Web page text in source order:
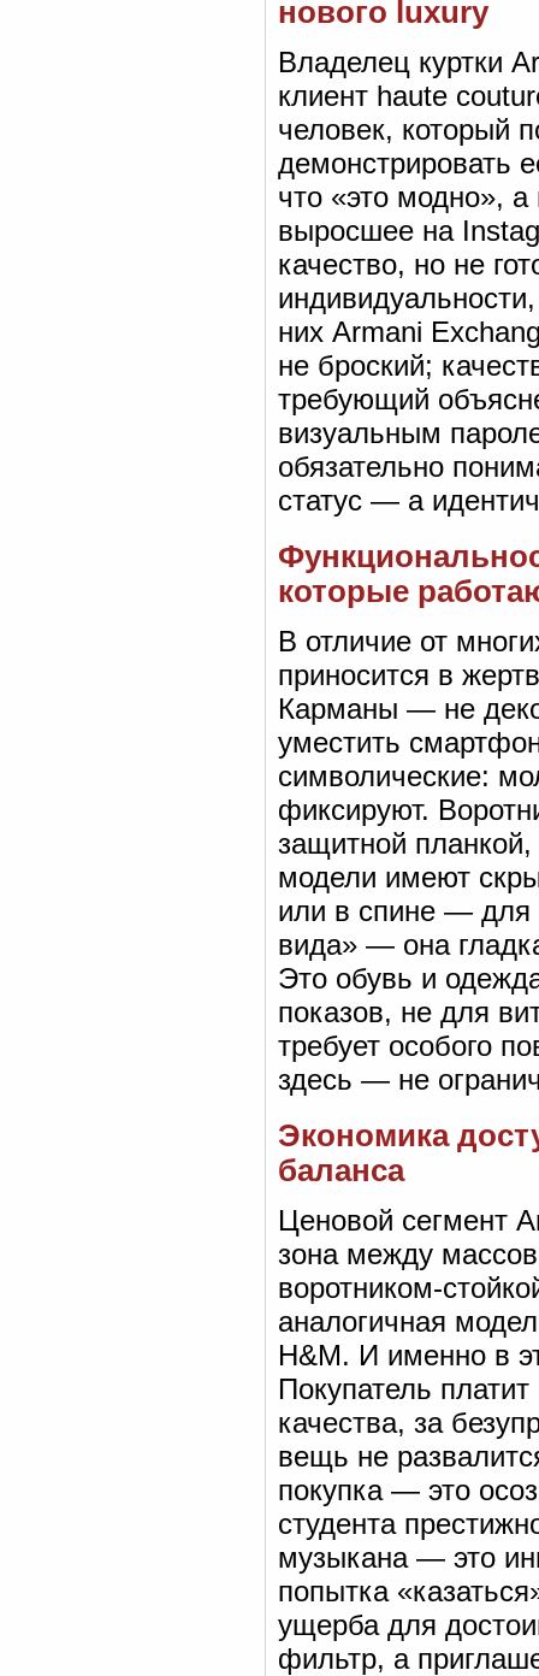
нового luxury
Владелец куртки
клиент haute
человек, который
демонстрировать
что «это модно», а
выросшее на
качество, но не
них Armani
не броский;
требующий
визуальным
обязательно
статус — а
которые
В отличие от
приносится в
Карманы — не
уместить
символические:
фиксируют.
защитной
модели имеют
или в спине — для
вида» — она
Это обувь и
показов, не для
требует особого
здесь — не
Экономика
баланса
Ценовой сегмент
зона между
воротником-
аналогичная
H&M. И именно в
Покупатель
качества, за
вещь не
покупка — это
студента
музыкана — это
попытка
ущерба для
фильтр, а